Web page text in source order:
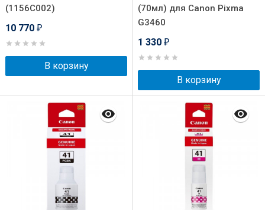
(1156C002)
10 770 ₽
В корзину
(70мл) для Canon Pixma
G3460
1 330 ₽
В корзину